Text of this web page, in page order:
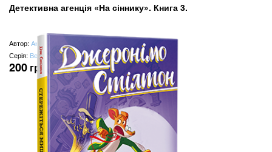
Детективна агенція «На сіннику». Книга 3.
Автор:Анн-Катрін Геґер
Серія: Веселі історії
200 грн